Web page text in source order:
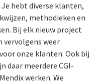
hebt diverse klanten,
methodieken en
Bij elk nieuw project
vervolgens weer
onze klanten. Ook bij
daar meerdere CGI-
werken. We